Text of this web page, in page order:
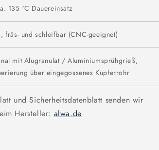
135 °C Dauereinsatz
fräs- und schleifbar (CNC-geeignet)
mit Alugranulat / Aluminiumsprühgrieß,
über eingegossenes Kupferrohr
und Sicherheitsdatenblatt senden wir
Hersteller: alwa.de